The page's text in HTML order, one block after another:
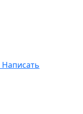
Написать